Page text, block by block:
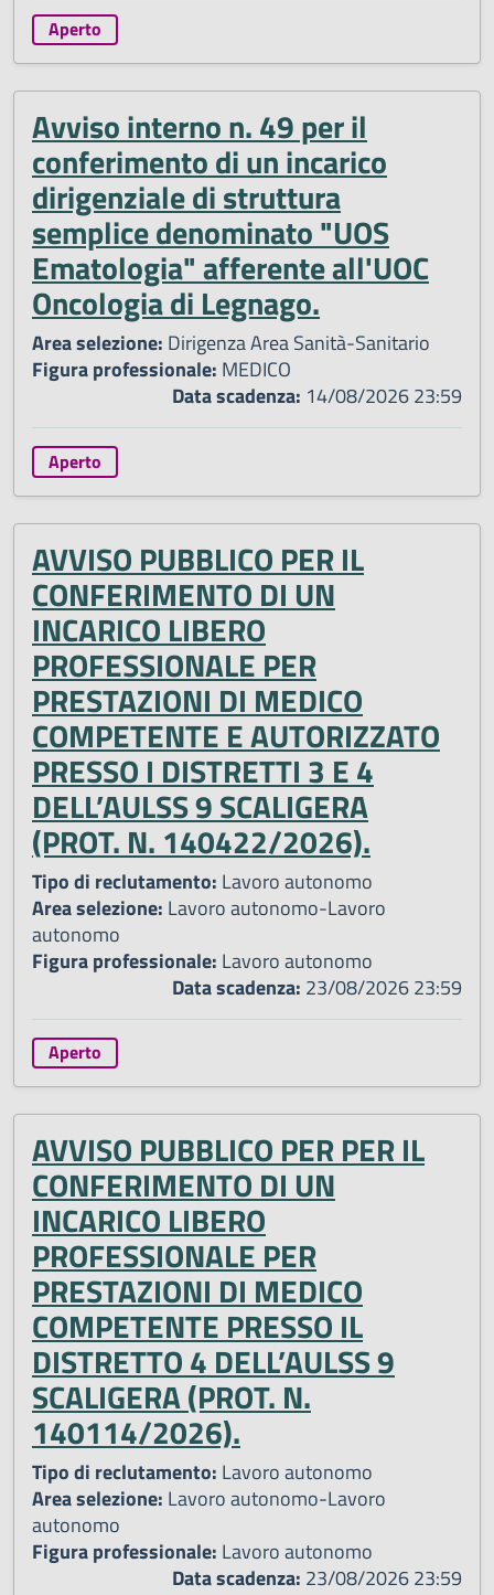
Aperto
Avviso interno n. 49 per il
conferimento di un incarico
dirigenziale di struttura
semplice denominato "UOS
Ematologia" afferente all'UOC
Oncologia di Legnago.
Area selezione: Dirigenza Area Sanità-Sanitario
Figura professionale: MEDICO
Data scadenza: 14/08/2026 23:59
Aperto
AVVISO PUBBLICO PER IL
CONFERIMENTO DI UN
INCARICO LIBERO
PROFESSIONALE PER
PRESTAZIONI DI MEDICO
COMPETENTE E AUTORIZZATO
PRESSO I DISTRETTI 3 E 4
DELL’AULSS 9 SCALIGERA
(PROT. N. 140422/2026).
Tipo di reclutamento: Lavoro autonomo
Area selezione: Lavoro autonomo-Lavoro
autonomo
Figura professionale: Lavoro autonomo
Data scadenza: 23/08/2026 23:59
Aperto
AVVISO PUBBLICO PER PER IL
CONFERIMENTO DI UN
INCARICO LIBERO
PROFESSIONALE PER
PRESTAZIONI DI MEDICO
COMPETENTE PRESSO IL
DISTRETTO 4 DELL’AULSS 9
SCALIGERA (PROT. N.
140114/2026).
Tipo di reclutamento: Lavoro autonomo
Area selezione: Lavoro autonomo-Lavoro
autonomo
Figura professionale: Lavoro autonomo
Data scadenza: 23/08/2026 23:59